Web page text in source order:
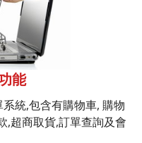
能
統,包含有購物車, 購物
,超商取貨,訂單查詢及會